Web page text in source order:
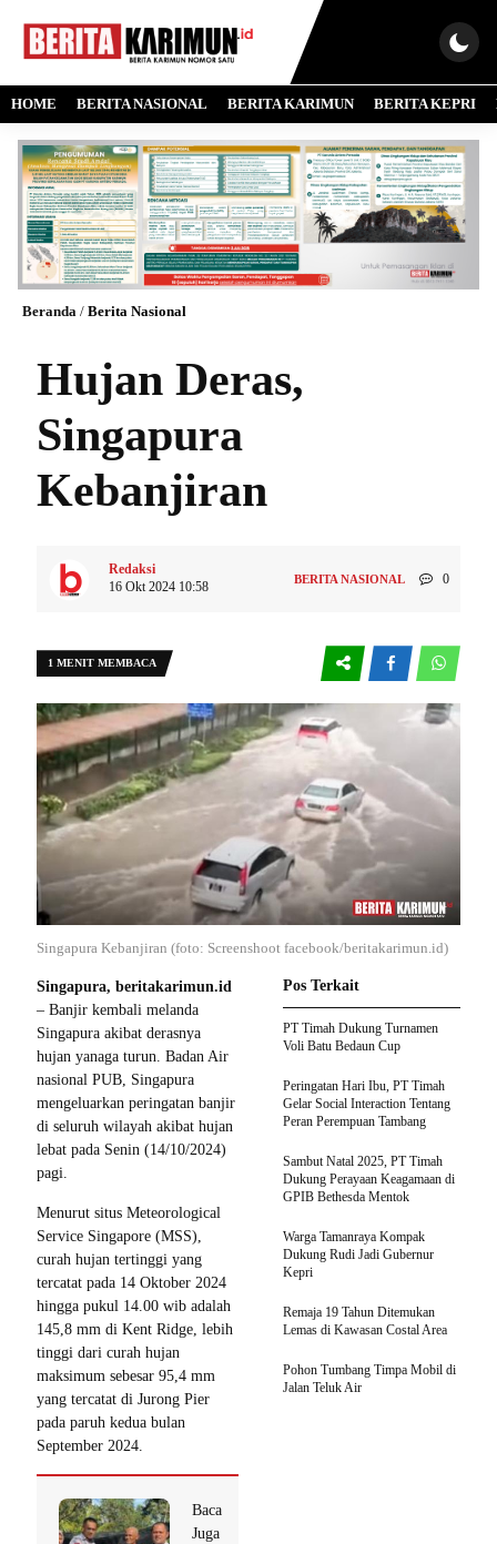
HOME BERITA NASIONAL BERITA KARIMUN BERITA KEPRI
Beranda / Berita Nasional
Hujan Deras,
Singapura
Kebanjiran
Redaksi
16 Okt 2024 10:58
BERITA NASIONAL 0
1 MENIT MEMBACA
Singapura Kebanjiran (foto: Screenshoot facebook/beritakarimun.id)
Singapura, beritakarimun.id
– Banjir kembali melanda
Singapura akibat derasnya
hujan yanaga turun. Badan Air
nasional PUB, Singapura
mengeluarkan peringatan banjir
di seluruh wilayah akibat hujan
lebat pada Senin (14/10/2024)
pagi.
Menurut situs Meteorological
Service Singapore (MSS),
curah hujan tertinggi yang
tercatat pada 14 Oktober 2024
hingga pukul 14.00 wib adalah
145,8 mm di Kent Ridge, lebih
tinggi dari curah hujan
maksimum sebesar 95,4 mm
yang tercatat di Jurong Pier
pada paruh kedua bulan
September 2024.
Baca
Juga
Pos Terkait
PT Timah Dukung Turnamen
Voli Batu Bedaun Cup
Peringatan Hari Ibu, PT Timah
Gelar Social Interaction Tentang
Peran Perempuan Tambang
Sambut Natal 2025, PT Timah
Dukung Perayaan Keagamaan di
GPIB Bethesda Mentok
Warga Tamanraya Kompak
Dukung Rudi Jadi Gubernur
Kepri
Remaja 19 Tahun Ditemukan
Lemas di Kawasan Costal Area
Pohon Tumbang Timpa Mobil di
Jalan Teluk Air